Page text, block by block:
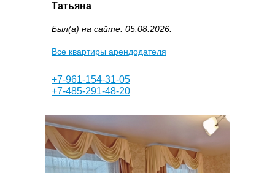
Татьяна
Был(а) на сайте: 05.08.2026.
Все квартиры арендодателя
+7-961-154-31-05
+7-485-291-48-20